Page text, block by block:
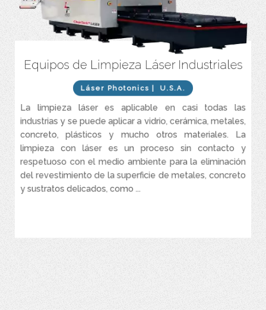
Equipos de Limpieza Láser Industriales
Láser Photonics | U.S.A.
La limpieza láser es aplicable en casi todas las
industrias y se puede aplicar a vidrio, cerámica, metales,
concreto, plásticos y mucho otros materiales. La
limpieza con láser es un proceso sin contacto y
respetuoso con el medio ambiente para la eliminación
del revestimiento de la superficie de metales, concreto
y sustratos delicados, como ...
Sistema completo de limpieza Láser y acondicionamiento de
superficies de alta precisión y grado industrial seguro y ecológico,
rápido, preciso e increíblemente productivo.
industrial, eliminación de óxido, eliminación de pintura y
preparación de superficies.
La tecnología patentada, CleanTech™ limpia materiales más
rápido y mejor que otros sistemas en el mercado.
Sistema láser accionado a través de la pulsación de un botón y
refrigerado por aire, que garantiza una limpieza láser de alto